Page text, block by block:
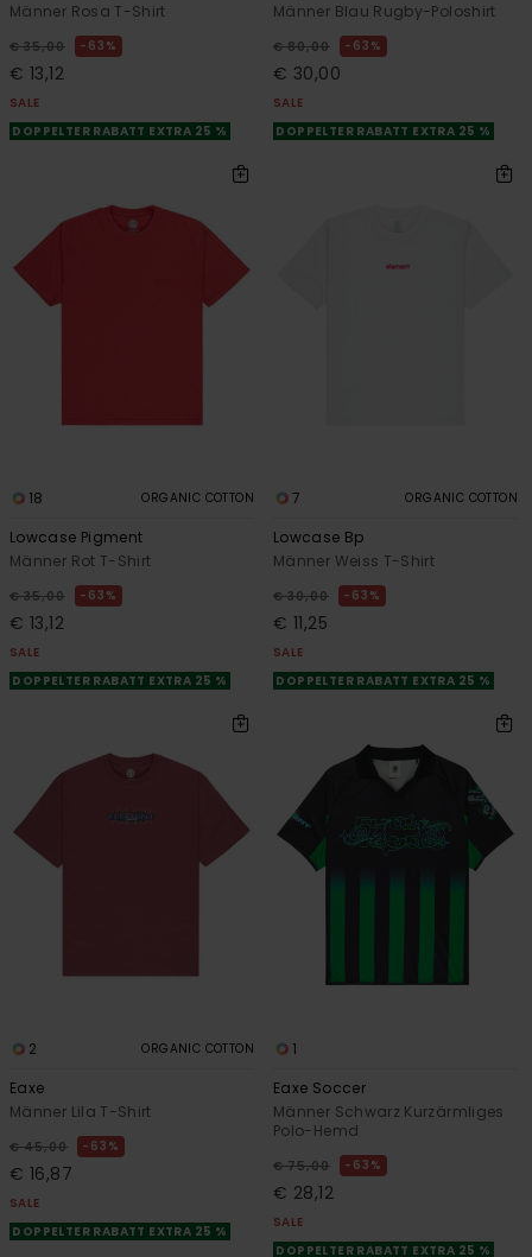
Männer Rosa T-Shirt
€ 35,00 63%
€ 13,12
SALE
DOPPELTER RABATT EXTRA 25 %
Männer Blau Rugby-Poloshirt
€ 80,00 63%
€ 30,00
SALE
DOPPELTER RABATT EXTRA 25 %
18 ORGANIC COTTON
Lowcase Pigment
Männer Rot T-Shirt
€ 35,00 63%
€ 13,12
SALE
DOPPELTER RABATT EXTRA 25 %
7 ORGANIC COTTON
Lowcase Bp
Männer Weiss T-Shirt
€ 30,00 63%
€ 11,25
SALE
DOPPELTER RABATT EXTRA 25 %
2 ORGANIC COTTON
Eaxe
Männer Lila T-Shirt
€ 45,00 63%
€ 16,87
SALE
DOPPELTER RABATT EXTRA 25 %
1
Eaxe Soccer
Männer Schwarz Kurzärmliges
Polo-Hemd
€ 75,00 63%
€ 28,12
SALE
DOPPELTER RABATT EXTRA 25 %